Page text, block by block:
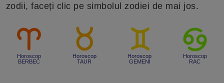
zodii, faceți clic pe simbolul zodiei de mai jos.
Horoscop
BERBEC
Horoscop
TAUR
Horoscop
GEMENI
Horoscop
RAC